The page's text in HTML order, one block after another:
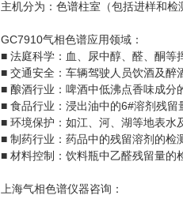
主机分为：色谱柱室（包括进样和检
GC7910气相色谱应用领域：
■ 法庭科学：血、尿中醇、醛、酮等
■ 交通安全：车辆驾驶人员饮酒及醉
■ 酿酒行业：啤酒中低沸点香味成分
■ 食品行业：浸出油中的6#溶剂残留
■ 环境保护：如江、河、湖等地表水
■ 制药行业：药品中的残留溶剂的检
■ 材料控制：饮料瓶中乙醛残留量的
上海气相色谱仪器咨询：